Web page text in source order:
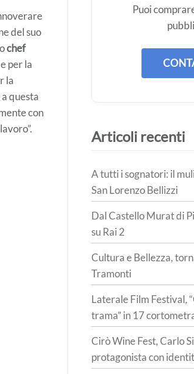
del suo
chef
per la
la
questa
con
Puoi
Articoli recenti
A tutti i sognatori: il
San Lorenzo Bellizzi
Dal Castello Murat di
su Rai 2
Cultura e Bellezza,
Tramonti
Laterale Film Festival,
trama” in 17
Cirò Wine Fest, Carlo
protagonista con